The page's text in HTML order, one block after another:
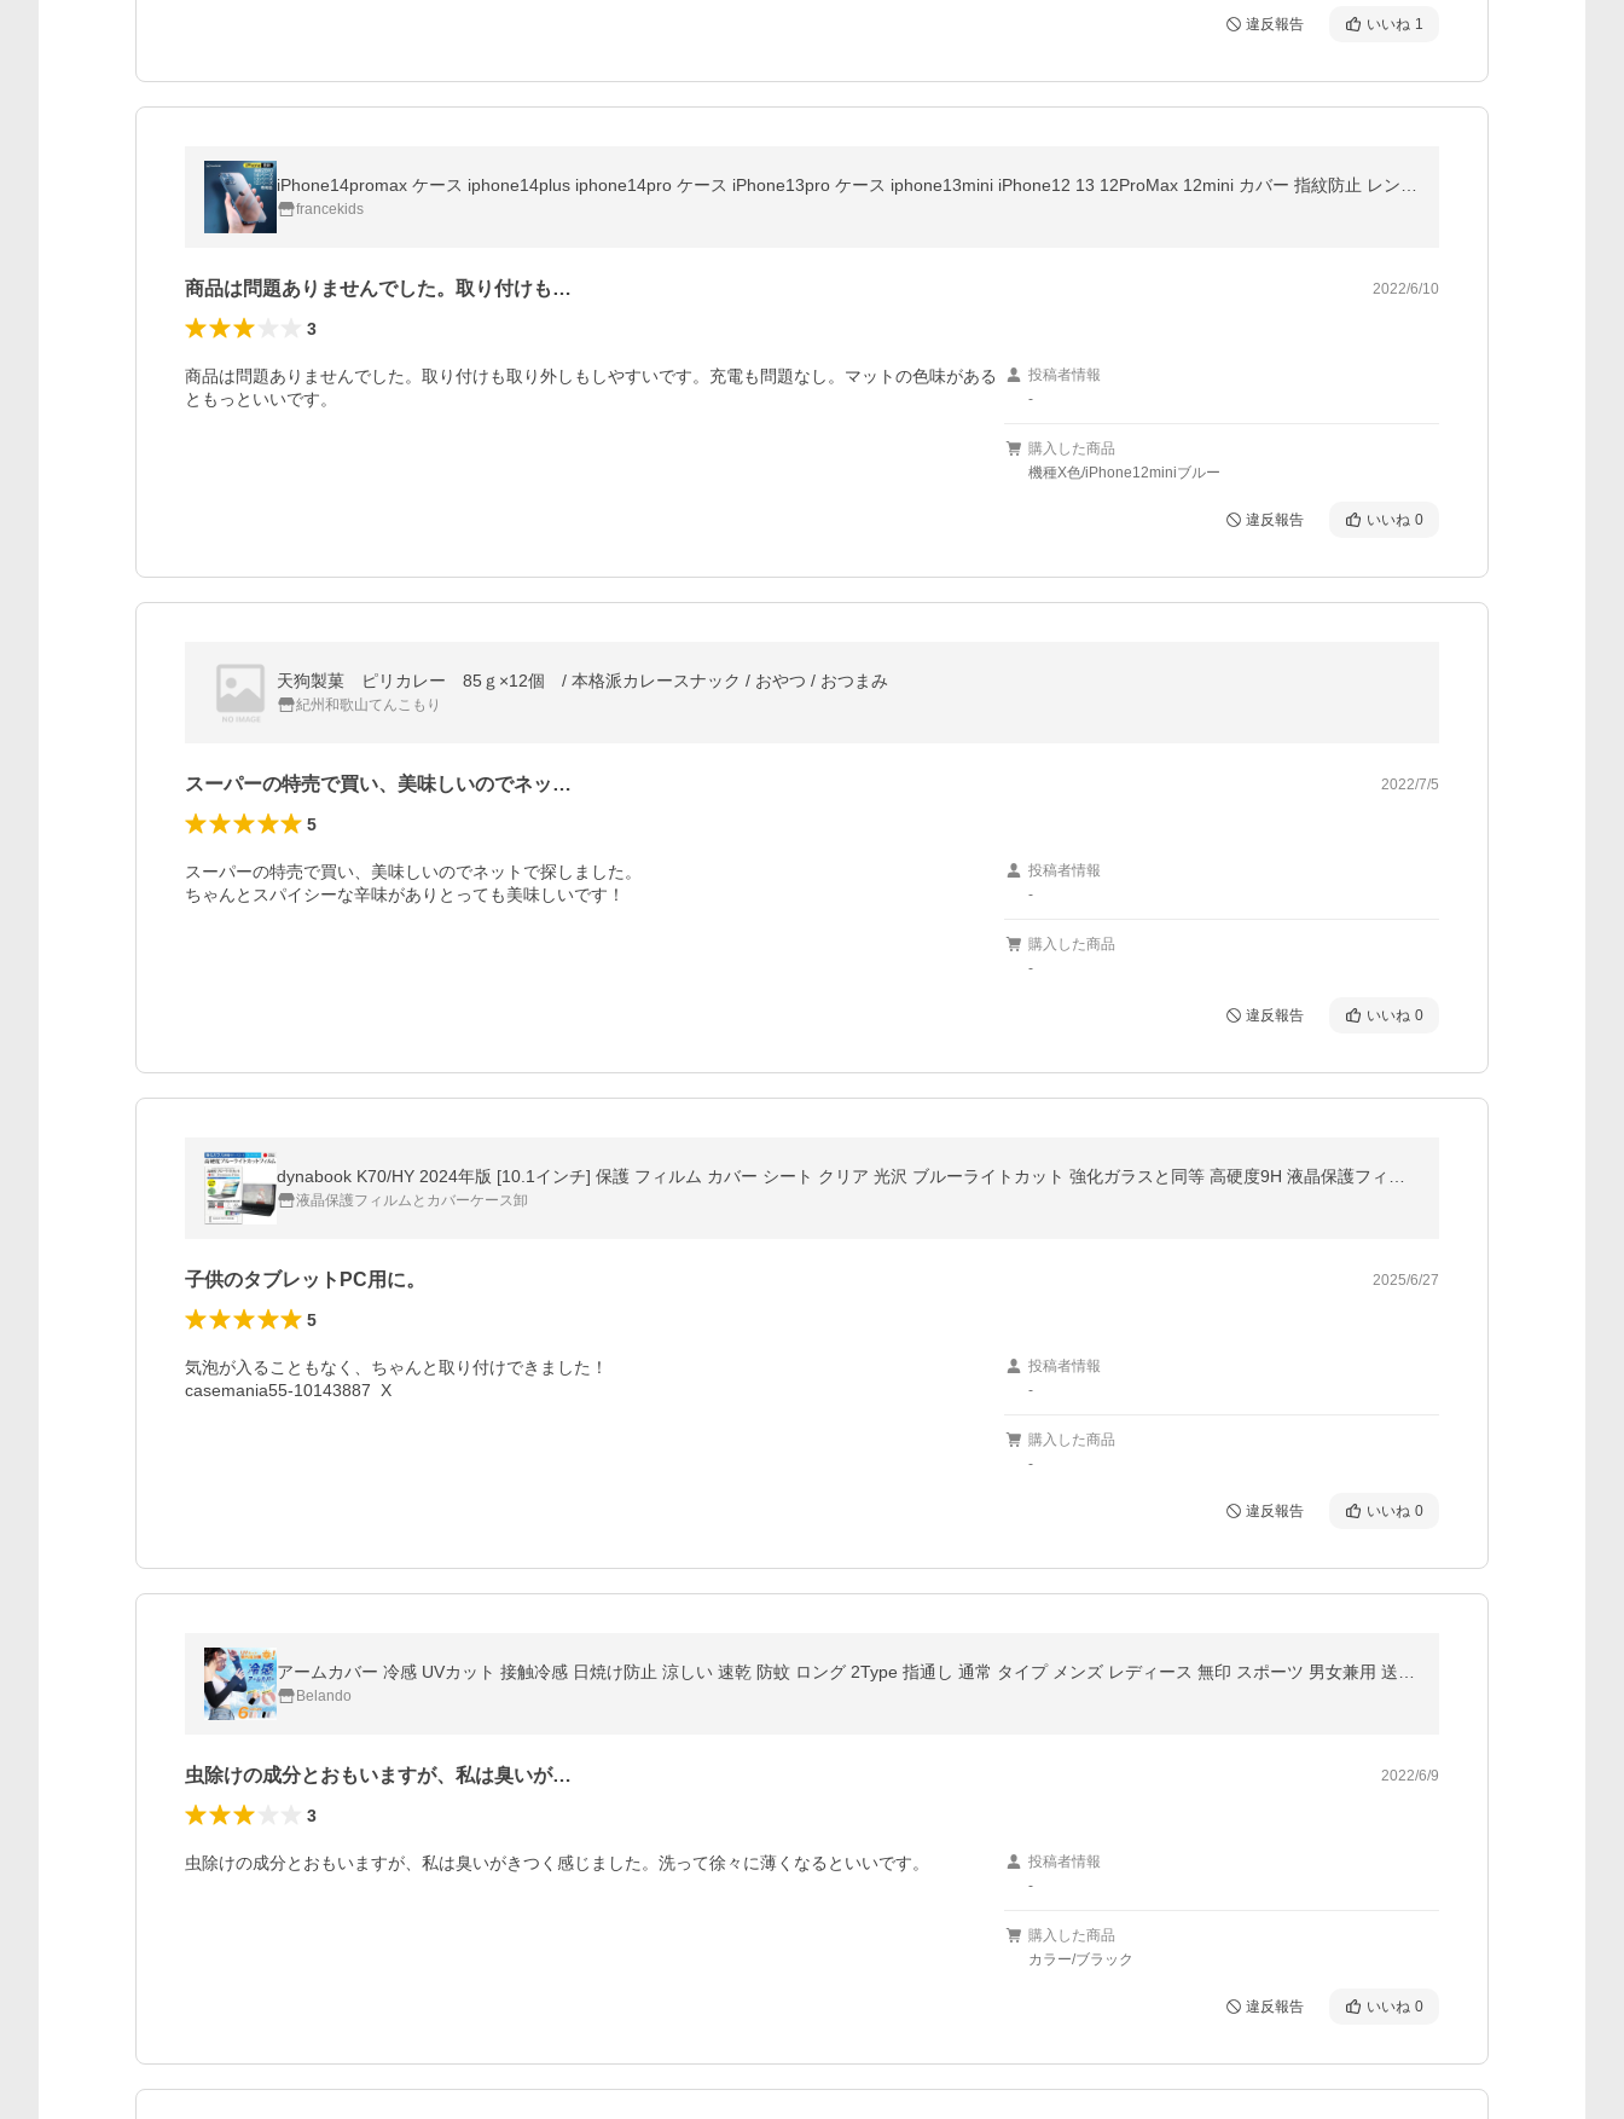
違反報告 いいね 1
francekids
商品は問題ありませんでした。取り付けも… 2022/6/10
3
商品は問題ありませんでした。取り付けも取り外しもしやすいです。充電も問題なし。マットの色味がある
ともっといいです。
投稿者情報
-
購入した商品
機種X色/iPhone12miniブルー
違反報告 いいね 0
天狗製菓 ピリカレー 85ｇ×12個 / 本格派カレースナック / おやつ / おつまみ
紀州和歌山てんこもり
スーパーの特売で買い、美味しいのでネッ… 2022/7/5
5
スーパーの特売で買い、美味しいのでネットで探しました。
ちゃんとスパイシーな辛味がありとっても美味しいです！
投稿者情報
-
購入した商品
-
違反報告 いいね 0
液晶保護フィルムとカバーケース卸
子供のタブレットPC用に。 2025/6/27
5
気泡が入ることもなく、ちゃんと取り付けできました！
casemania55-10143887  X
投稿者情報
-
購入した商品
-
違反報告 いいね 0
Belando
虫除けの成分とおもいますが、私は臭いが… 2022/6/9
3
虫除けの成分とおもいますが、私は臭いがきつく感じました。洗って徐々に薄くなるといいです。
投稿者情報
-
購入した商品
カラー/ブラック
違反報告 いいね 0